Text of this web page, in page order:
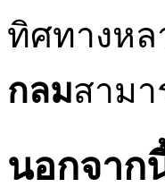
ทิศทางห
กลมสาม
นอกจาก